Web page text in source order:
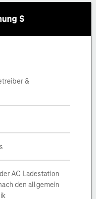
S
&
AC Ladestation
den allgemein